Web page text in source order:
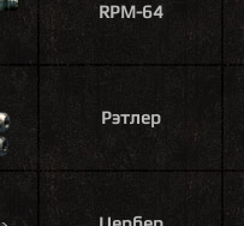
RPM-64
Рэтлер